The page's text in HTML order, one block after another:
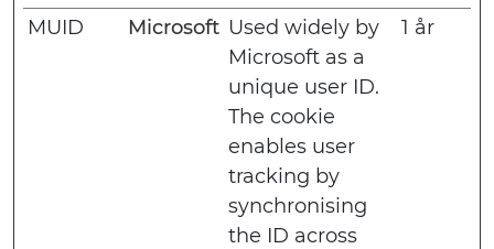
MUID Microsoft Used widely by
Microsoft as a
unique user ID.
The cookie
enables user
tracking by
synchronising
the ID across
1 år